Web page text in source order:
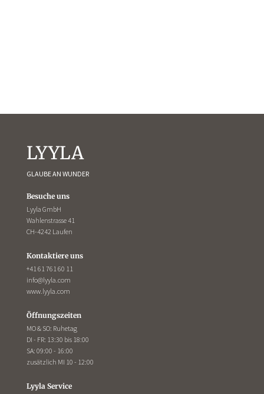
LYYLA
GLAUBE AN WUNDER
Besuche uns
Lyyla GmbH
Wahlenstrasse 41
CH-4242 Laufen
Kontaktiere uns
+41 61 761 60 11
info@lyyla.com
www.lyyla.com
Öffnungszeiten
MO & SO: Ruhetag
DI - FR: 13:30 bis 18:00
SA: 09:00 - 16:00
zusätzlich MI 10 - 12:00
Lyyla Service